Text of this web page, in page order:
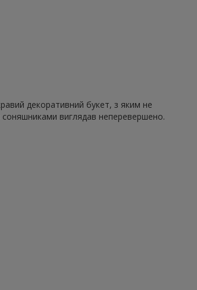
декоративний букет, з яким не
соняшниками виглядав неперевершено.